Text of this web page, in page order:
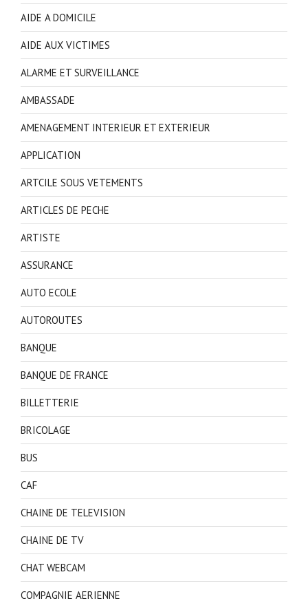
AIDE A DOMICILE
AIDE AUX VICTIMES
ALARME ET SURVEILLANCE
AMBASSADE
AMENAGEMENT INTERIEUR ET EXTERIEUR
APPLICATION
ARTCILE SOUS VETEMENTS
ARTICLES DE PECHE
ARTISTE
ASSURANCE
AUTO ECOLE
AUTOROUTES
BANQUE
BANQUE DE FRANCE
BILLETTERIE
BRICOLAGE
BUS
CAF
CHAINE DE TELEVISION
CHAINE DE TV
CHAT WEBCAM
COMPAGNIE AERIENNE